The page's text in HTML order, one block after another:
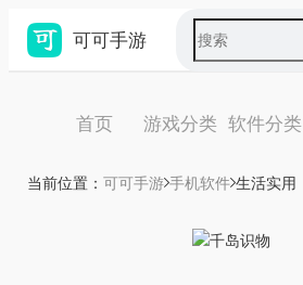
可可手游
首页 游戏分类 软件分类
当前位置： 可可手游 手机软件 生活实用